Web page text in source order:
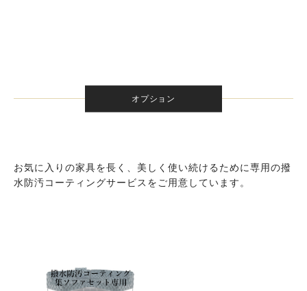
オプション
お気に入りの家具を長く、美しく使い続けるために専用の撥
水防汚コーティングサービスをご用意しています。